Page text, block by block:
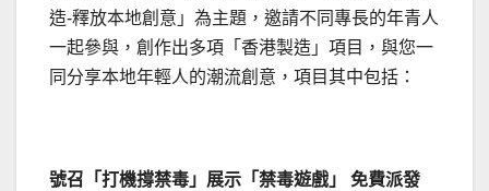
造-釋放本地創意」為主題，邀請不同專長的年青人
一起參與，創作出多項「香港製造」項目，與您一
同分享本地年輕人的潮流創意，項目其中包括：
號召「打機撐禁毒」展示「禁毒遊戲」
免費派發